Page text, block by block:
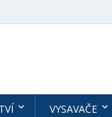
VYSAVAČE